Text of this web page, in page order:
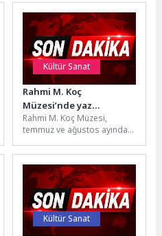
Kültür Sanat
Rahmi M. Koç
Müzesi’nde yaz
atölyeleri başlıyor: Küçük
kaşifler hem eğlenecek
hem öğrenecek
Rahmi M. Koç Müzesi,
temmuz ve ağustos ayında
atölyeleriyle çocukları bilim,
sanat ve...
Kültür Sanat